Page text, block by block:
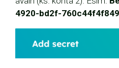
4920-bd2f-760c44f4f849